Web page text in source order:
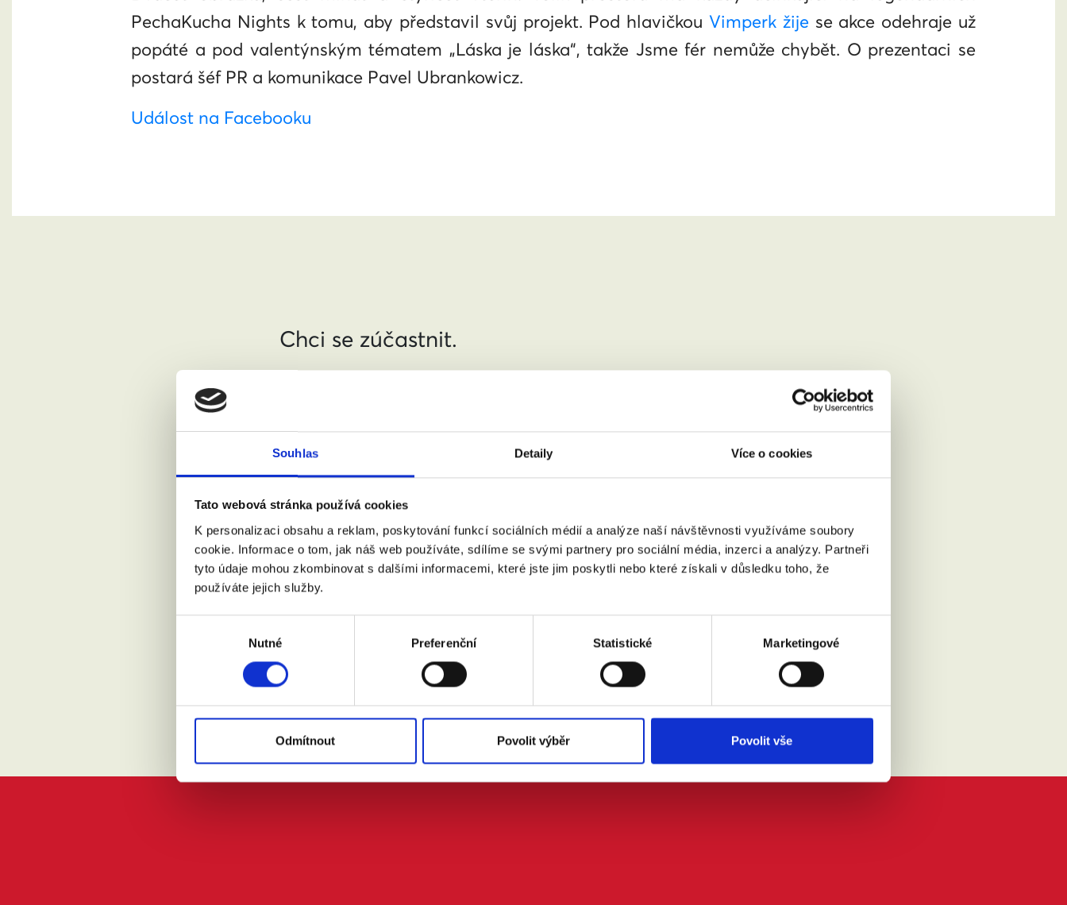
Souhlas Detaily Více o cookies
Tato webová stránka používá cookies
K personalizaci obsahu a reklam, poskytování funkcí sociálních médií a analýze naší návštěvnosti využíváme soubory
cookie. Informace o tom, jak náš web používáte, sdílíme se svými partnery pro sociální média, inzerci a analýzy. Partneři
tyto údaje mohou zkombinovat s dalšími informacemi, které jste jim poskytli nebo které získali v důsledku toho, že
používáte jejich služby.
Nutné Preferenční Statistické Marketingové
Odmítnout Povolit výběr Povolit vše
PechaKucha Nights k tomu, aby představil svůj projekt. Pod hlavičkou Vimperk žijese akce odehraje už
popáté a pod valentýnským tématem „Láska je láska“, takže Jsme fér nemůže chybět. O prezentaci se
postará šéf PR a komunikace Pavel Ubrankowicz.
Událost na Facebooku
Chci se zúčastnit.
Váš email:
Kde žijete?(město, PSČ)
Přijdu s doprovodem.
Souhlasím se zpracováním osobních údajů podle zákona č. 101/2000 Sb.